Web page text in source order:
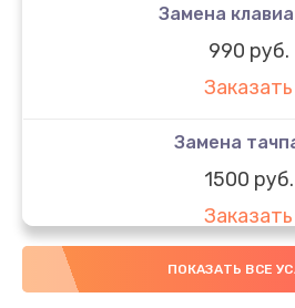
Замена
990 руб.
Заказать
Замена
1500 руб.
Заказать
Замена южного
ПОКАЗАТЬ ВСЕ